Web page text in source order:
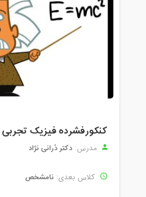
کنکورفشرده فیزیک تجربی
مدرس: دکتر دُرانی نژاد
کلاس بعدی: نامشخص